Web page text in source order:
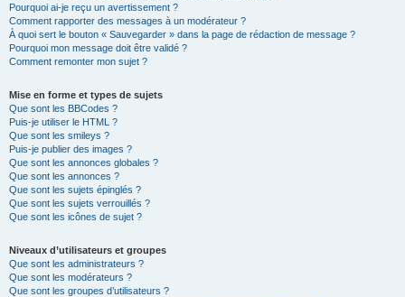
Pourquoi ai-je reçu un avertissement ?
Comment rapporter des messages à un modérateur ?
À quoi sert le bouton « Sauvegarder » dans la page de rédaction de message ?
Pourquoi mon message doit être validé ?
Comment remonter mon sujet ?
Mise en forme et types de sujets
Que sont les BBCodes ?
Puis-je utiliser le HTML ?
Que sont les smileys ?
Puis-je publier des images ?
Que sont les annonces globales ?
Que sont les annonces ?
Que sont les sujets épinglés ?
Que sont les sujets verrouillés ?
Que sont les icônes de sujet ?
Niveaux d’utilisateurs et groupes
Que sont les administrateurs ?
Que sont les modérateurs ?
Que sont les groupes d’utilisateurs ?